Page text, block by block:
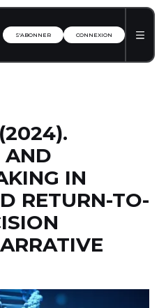
S'ABONNER CONNEXION
AND
IN
RETURN-TO-